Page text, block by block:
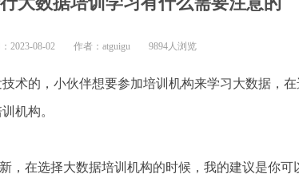
2023-08-02 作者：atguigu 9894人浏览
术的，小伙伴想要参加培训机构来学习大数据，
机构。
，在选择大数据培训机构的时候，我的建议是你可